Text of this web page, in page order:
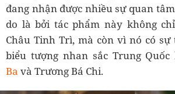
đang nhận được nhiều sự quan
do là bởi tác phẩm này không
Châu Tinh Trì, mà còn vì nó có
biểu tượng nhan sắc Trung
Ba và Trương Bá Chi.